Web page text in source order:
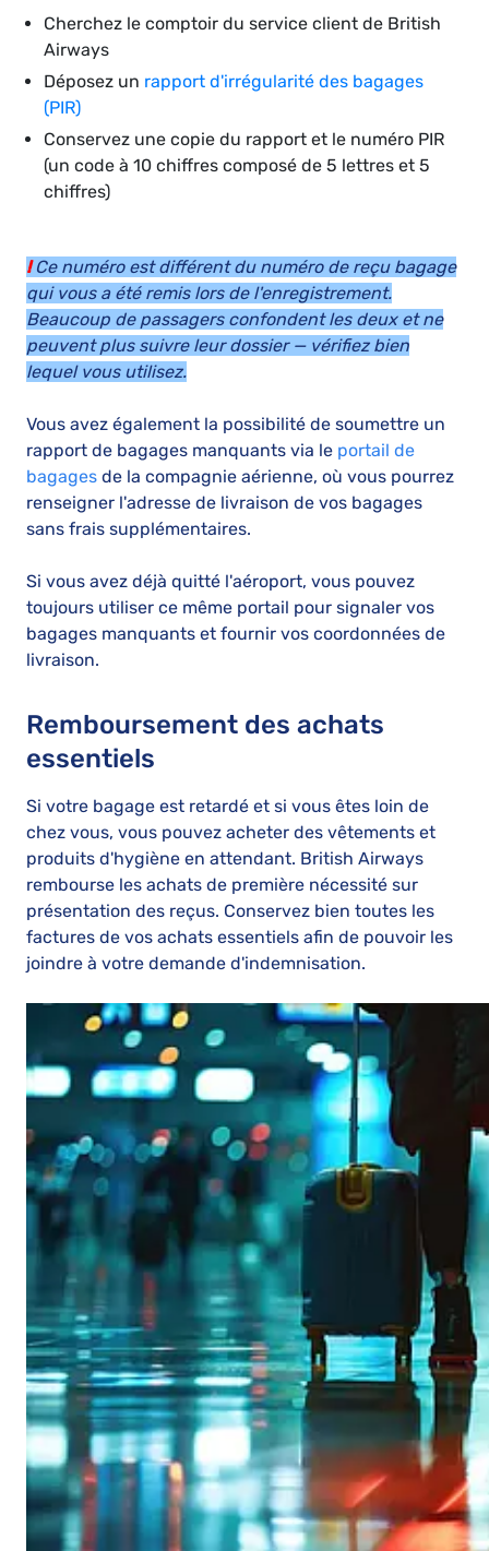
Cherchez le comptoir du service client de British
Airways
Déposez un rapport d'irrégularité des bagages
(PIR)
Conservez une copie du rapport et le numéro PIR
(un code à 10 chiffres composé de 5 lettres et 5
chiffres)
!Ce numéro est différent du numéro de reçu bagage
qui vous a été remis lors de l'enregistrement.
Beaucoup de passagers confondent les deux et ne
peuvent plus suivre leur dossier — vérifiez bien
lequel vous utilisez.
Vous avez également la possibilité de soumettre un
rapport de bagages manquants via le portail de
bagages de la compagnie aérienne, où vous pourrez
renseigner l'adresse de livraison de vos bagages
sans frais supplémentaires.
Si vous avez déjà quitté l'aéroport, vous pouvez
toujours utiliser ce même portail pour signaler vos
bagages manquants et fournir vos coordonnées de
livraison.
Remboursement des achats
essentiels
Si votre bagage est retardé et si vous êtes loin de
chez vous, vous pouvez acheter des vêtements et
produits d'hygiène en attendant. British Airways
rembourse les achats de première nécessité sur
présentation des reçus. Conservez bien toutes les
factures de vos achats essentiels afin de pouvoir les
joindre à votre demande d'indemnisation.